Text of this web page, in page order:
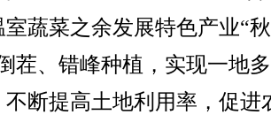
蔬菜之余发展特色产业“
茬、错峰种植，实现一地
不断提高土地利用率，促进